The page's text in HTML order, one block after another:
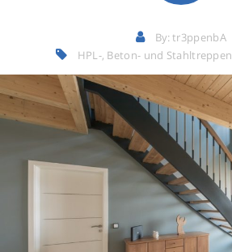
By:tr3ppenbA
HPL-, Beton- und Stahltreppen